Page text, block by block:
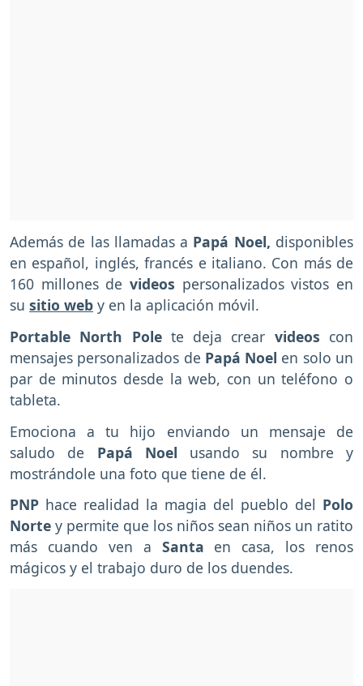
Además de las llamadas a Papá Noel, disponibles
en español, inglés, francés e italiano. Con más de
160 millones de videos personalizados vistos en
su sitio web y en la aplicación móvil.
Portable North Pole te deja crear videos con
mensajes personalizados de Papá Noel en solo un
par de minutos desde la web, con un teléfono o
tableta.
Emociona a tu hijo enviando un mensaje de
saludo de Papá Noel usando su nombre y
mostrándole una foto que tiene de él.
PNP hace realidad la magia del pueblo del Polo
Norte y permite que los niños sean niños un ratito
más cuando ven a Santa en casa, los renos
mágicos y el trabajo duro de los duendes.